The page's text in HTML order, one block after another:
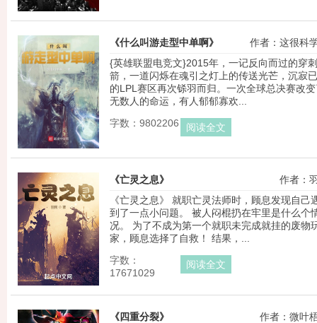
《什么叫游走型中单啊》
作者：这很科
{英雄联盟电竞文}2015年，一记反向而过的穿
箭，一道闪烁在魂引之灯上的传送光芒，沉寂
的LPL赛区再次铩羽而归。一次全球总决赛改
无数人的命运，有人郁郁寡欢...
字数：9802206
阅读全文
《亡灵之息》
作者：
《亡灵之息》 就职亡灵法师时，顾息发现自己
到了一点小问题。 被人闷棍扔在牢里是什么个
况。 为了不成为第一个就职未完成就挂的废物
家，顾息选择了自救！ 结果，...
字数：
17671029
阅读全文
《四重分裂》
作者：微叶